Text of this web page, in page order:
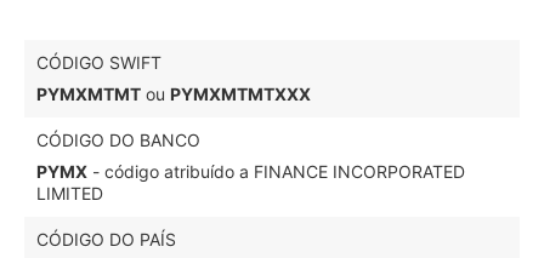
CÓDIGO SWIFT
PYMXMTMT ou PYMXMTMTXXX
CÓDIGO DO BANCO
PYMX - código atribuído a FINANCE INCORPORATED
LIMITED
CÓDIGO DO PAÍS